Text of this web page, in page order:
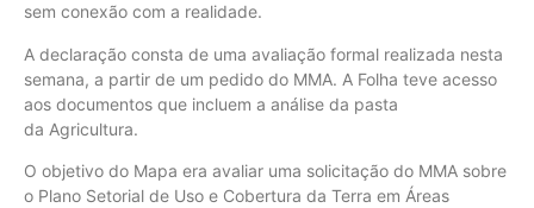
sem conexão com a realidade.
A declaração consta de uma avaliação formal realizada nesta
semana, a partir de um pedido do MMA. A Folha teve acesso
aos documentos que incluem a análise da pasta
da Agricultura.
O objetivo do Mapa era avaliar uma solicitação do MMA sobre
o Plano Setorial de Uso e Cobertura da Terra em Áreas